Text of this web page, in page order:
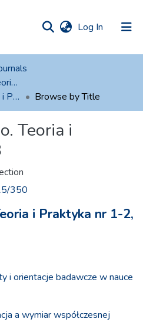
Log In (current)
2.1 Bezpieczeństwo. Teoria i Praktyka
Bezpieczeństwo. Teoria i Praktyka, 2008
Browse by Title
Teoria i
350
i Praktyka nr 1-2,
i orientacje badawcze w nauce
a wymiar współczesnej